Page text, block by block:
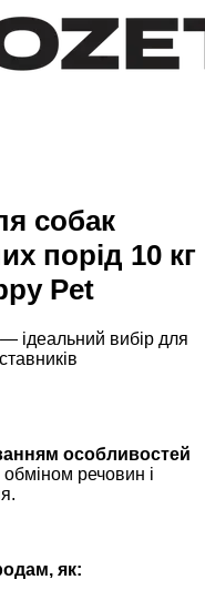
собак
порід 10 кг
Pet
— ідеальний вибір для
особливостей
речовин і
як: